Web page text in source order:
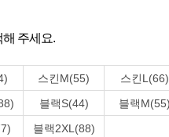
주세요.
스킨M(55) 스킨L(66)
블랙S(44) 블랙M(55)
블랙2XL(88)